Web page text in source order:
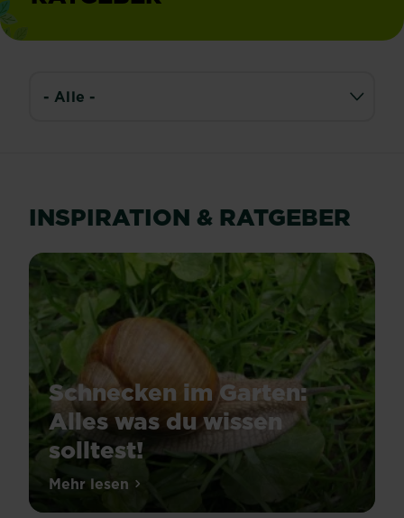
INSPIRATION & RATGEBER
Schnecken im Garten:
Alles was du wissen
solltest!
Schnecken
sind
in
Mehr lesenüber Schnecken im Garten: Alles was du